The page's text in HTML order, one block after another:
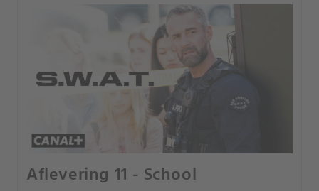
Aflevering 11 - School